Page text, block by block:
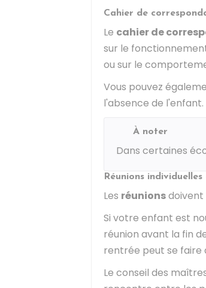
Cahier de
Le cahier de
sur le
ou sur le
Vous pouvez
l'absence de l'enfant.
À noter
Dans certaines
Réunions
Les réunionsdoivent
Si votre enfant est
réunion avant la fin
rentrée peut se faire
Le conseil des